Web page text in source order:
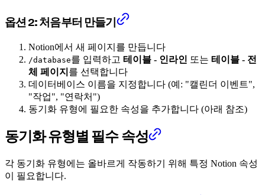
옵션 2: 처음부터 만들기
Notion에서 새 페이지를 만듭니다
/database를 입력하고 테이블 - 인라인 또는 테이블 - 전
체 페이지 를 선택합니다
데이터베이스 이름을 지정합니다 (예: "캘린더 이벤트",
"작업", "연락처")
동기화 유형에 필요한 속성을 추가합니다 (아래 참조)
동기화 유형별 필수 속성
각 동기화 유형에는 올바르게 작동하기 위해 특정 Notion 속성
이 필요합니다.